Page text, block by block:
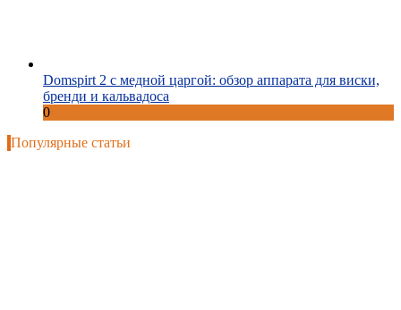
Domspirt 2 с медной царгой: обзор аппарата для виски,
бренди и кальвадоса
0
Популярные статьи